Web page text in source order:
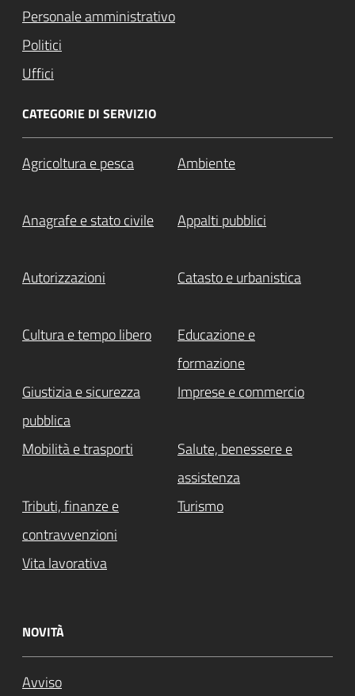
Personale amministrativo
Politici
Uffici
CATEGORIE DI SERVIZIO
Agricoltura e pesca Ambiente
Anagrafe e stato civile Appalti pubblici
Autorizzazioni Catasto e urbanistica
Cultura e tempo libero
Educazione e
formazione
Giustizia e sicurezza
pubblica
Imprese e commercio
Mobilità e trasporti
Salute, benessere e
assistenza
Tributi, finanze e
contravvenzioni
Turismo
Vita lavorativa
NOVITÀ
Avviso